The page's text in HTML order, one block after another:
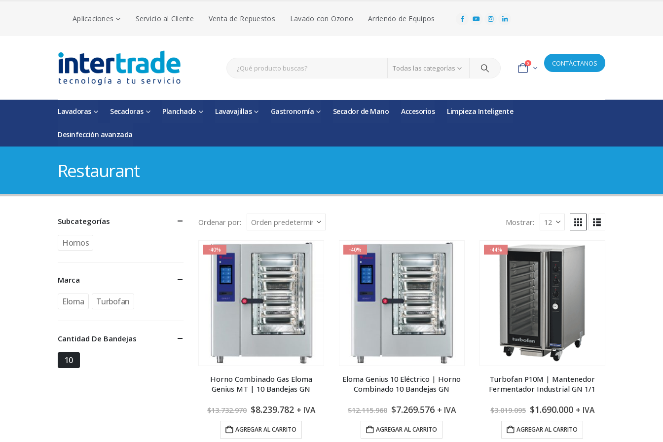
Aplicaciones Servicio al Cliente Venta de Repuestos Lavado con Ozono Arriendo de Equipos
Todas las categorías
0 CONTÁCTANOS
Lavadoras Secadoras Planchado Lavavajillas Gastronomía Secador de Mano Accesorios Limpieza Inteligente
Desinfección avanzada
Restaurant
Ordenar por: Mostrar:
-40%
Horno Combinado Gas Eloma
Genius MT | 10 Bandejas GN
$13.732.970 El
precio
original
era:
$8.239.782El
precio
actual
es:
+ IVA
AGREGAR AL CARRITO
-40%
Eloma Genius 10 Eléctrico | Horno
Combinado 10 Bandejas GN
$12.115.960 El
precio
original
era:
$7.269.576El
precio
actual
es:
+ IVA
AGREGAR AL CARRITO
-44%
Turbofan P10M | Mantenedor
Fermentador Industrial GN 1/1
$3.019.095 El
precio
original
era:
$1.690.000El
precio
actual
es:
+ IVA
AGREGAR AL CARRITO
Subcategorías
Hornos
Marca
Eloma Turbofan
Cantidad De Bandejas
10